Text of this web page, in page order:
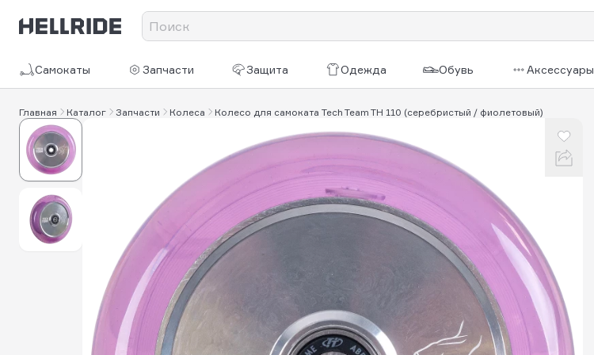
Самокаты Запчасти Защита Одежда Обувь Аксессуары
Главная Каталог Запчасти Колеса Колесо для самоката Tech Team TH 110 (серебристый / фиолетовый)